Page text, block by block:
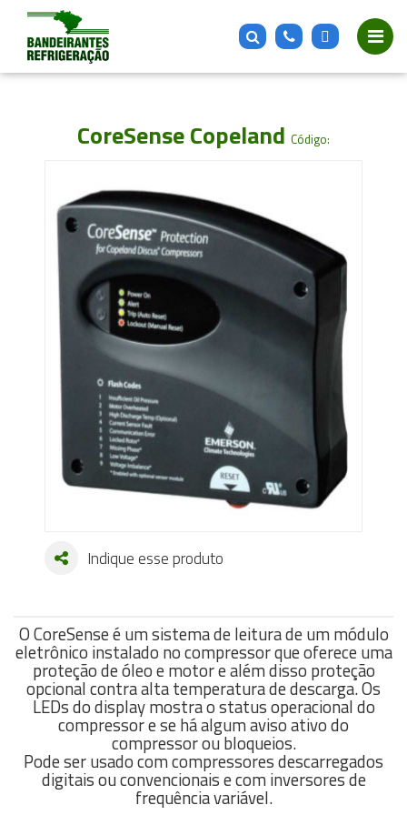
CoreSense Copeland Código:
Indique esse produto
O CoreSense é um sistema de leitura de um módulo
eletrônico instalado no compressor que oferece uma
proteção de óleo e motor e além disso proteção
opcional contra alta temperatura de descarga. Os
LEDs do display mostra o status operacional do
compressor e se há algum aviso ativo do
compressor ou bloqueios.
Pode ser usado com compressores descarregados
digitais ou convencionais e com inversores de
frequência variável.